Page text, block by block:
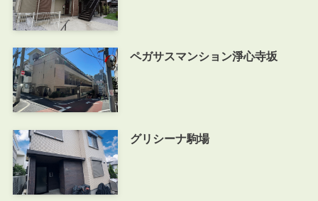
ペガサスマンション淨心寺坂
グリシーナ駒場